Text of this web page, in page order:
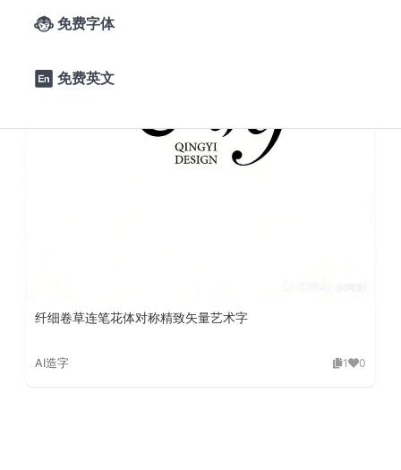
 免费字体
 免费英文
纤细卷草连笔花体对称精致矢量艺术字
AI造字 1 0